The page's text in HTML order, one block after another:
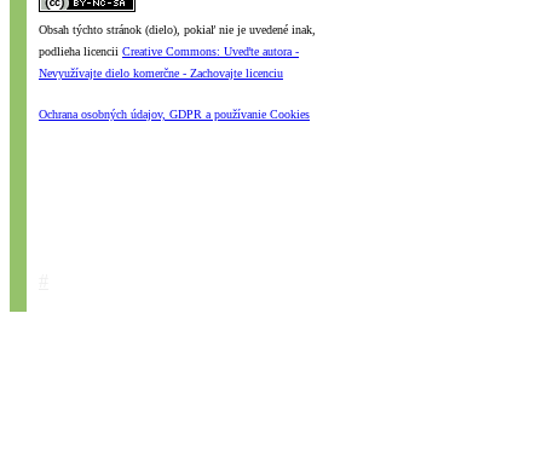
Obsah týchto stránok (dielo), pokiaľ nie je uvedené inak,
podlieha licencii Creative Commons: Uveďte autora -
Nevyužívajte dielo komerčne - Zachovajte licenciu
Ochrana osobných údajov, GDPR a používanie Cookies